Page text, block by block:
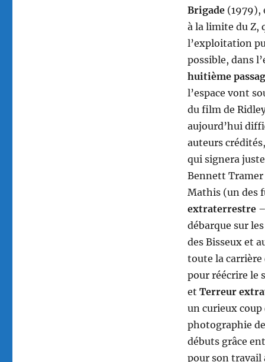
Brigade(1979),
à la limite du Z,
l’exploitation
possible, dans
huitième
l’espace vont
du film de
aujourd’hui
auteurs
qui signera
Bennett Tramer
Mathis (un des
extraterrestre –
débarque sur
des Bisseux et
toute la carrière
pour réécrire le
et Terreur
un curieux
photographie
débuts grâce
pour son travail